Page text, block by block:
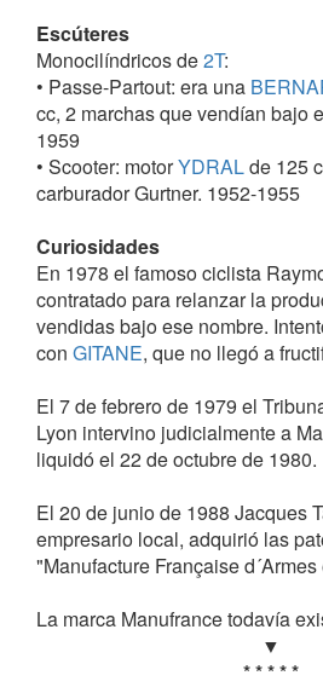
Escúteres
Monocilíndricos de2T:
• Passe-Partout: era una
cc, 2 marchas que vendían bajo
1959
• Scooter: motorYDRALde 125
carburador Gurtner. 1952-1955
Curiosidades
En 1978 el famoso ciclista
contratado para relanzar la
vendidas bajo ese nombre.
con GITANE, que no llegó a
El 7 de febrero de 1979 el
Lyon intervino judicialmente a
liquidó el 22 de octubre de 1980.
El 20 de junio de 1988 Jacques
empresario local, adquirió las
"Manufacture Française
La marca Manufrance todavía
▼
* * * * *